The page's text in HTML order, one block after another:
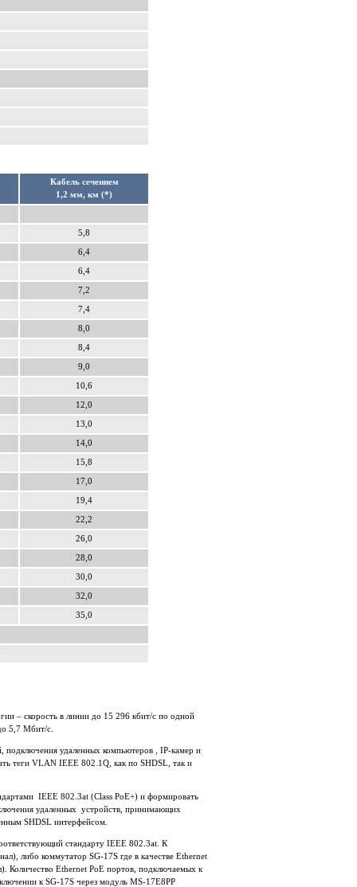
Кабель сечением
1,2 мм, км (*)
5,8
6,4
6,4
7,2
7,4
8,0
8,4
9,0
10,6
12,0
13,0
14,0
15,8
17,0
19,4
22,2
26,0
28,0
30,0
32,0
35,0
– скорость в линии до 15 296 кбит/c по одной
5,7 Мбит/c.
подключения удаленных компьютеров , IP-камер и
теги VLAN IEEE 802.1Q, как по SHDSL, так и
IEEE 802.3at (Class PoE+) и формировать
удаленных устройств, принимающих
SHDSL интерфейсом.
стандарту IEEE 802.3at. К
либо коммутатор SG-17S где в качестве Ethernet
Количество Ethernet PoE портов, подключаемых к
к SG-17S через модуль MS-17E8PP